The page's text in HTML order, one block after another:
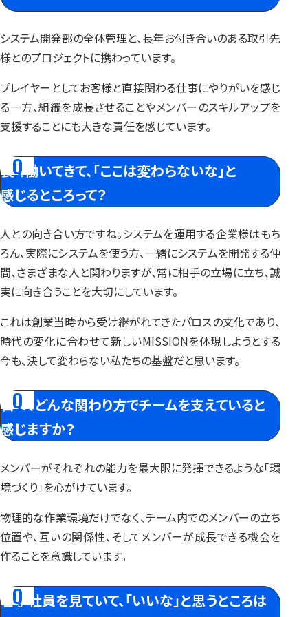
システム開発部の全体管理と、長年お付き合いのある取引先
様とのプロジェクトに携わっています。
プレイヤーとしてお客様と直接関わる仕事にやりがいを感じ
る一方、組織を成長させることやメンバーのスキルアップを
支援することにも大きな責任を感じています。
長く働いてきて、「ここは変わらないな」と
感じるところって？
人との向き合い方ですね。システムを運用する企業様はもち
ろん、実際にシステムを使う方、一緒にシステムを開発する仲
間、さまざまな人と関わりますが、常に相手の立場に立ち、誠
実に向き合うことを大切にしています。
これは創業当時から受け継がれてきたパロスの文化であり、
時代の変化に合わせて新しいMISSIONを体現しようとする
今も、決して変わらない私たちの基盤だと思います。
日々、どんな関わり方でチームを支えていると
感じますか？
メンバーがそれぞれの能力を最大限に発揮できるような「環
境づくり」を心がけています。
物理的な作業環境だけでなく、チーム内でのメンバーの立ち
位置や、互いの関係性、そしてメンバーが成長できる機会を
作ることを意識しています。
若手社員を見ていて、「いいな」と思うところは